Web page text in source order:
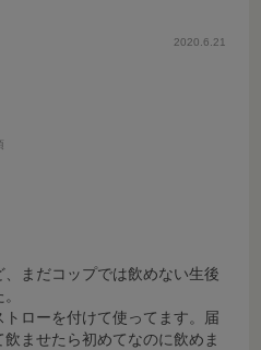
2020.6.21
まだコップでは飲めない生後
ローを付けて使ってます。届
ませたら初めてなのに飲めま